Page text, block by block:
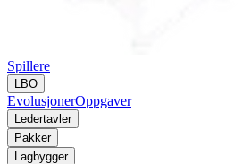
Spillere
LBO
EvolusjonerOppgaver
Ledertavler
Pakker
Lagbygger